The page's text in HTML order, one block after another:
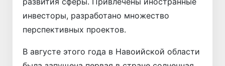
инвесторы, разработано множество
перспективных проектов.
В августе этого года в Навоийской области